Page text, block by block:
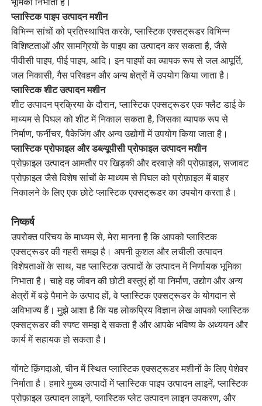
प्लास्टिक पाइप उत्पादन मशीन
विभिन्न सांचों को प्रतिस्थापित करके, प्लास्टिक एक्सट्रूडर विभिन्न
विशिष्टताओं और सामग्रियों के पाइप का उत्पादन कर सकता है, जैसे
पीवीसी पाइप, पीई पाइप, आदि। इन पाइपों का व्यापक रूप से जल आपूर्ति,
जल निकासी, गैस परिवहन और अन्य क्षेत्रों में उपयोग किया जाता है।
प्लास्टिक शीट उत्पादन मशीन
शीट उत्पादन प्रक्रिया के दौरान, प्लास्टिक एक्सट्रूडर एक फ्लैट डाई के
माध्यम से पिघल को शीट में निकाल सकता है, जिसका व्यापक रूप से
निर्माण, फर्नीचर, पैकेजिंग और अन्य उद्योगों में उपयोग किया जाता है।
प्लास्टिक प्रोफाइल और डब्ल्यूपीसी प्रोफाइल उत्पादन मशीन
प्रोफ़ाइल उत्पादन आमतौर पर खिड़की और दरवाज़े की प्रोफ़ाइल, सजावट
प्रोफ़ाइल जैसे विशेष सांचों के माध्यम से पिघल को प्रोफ़ाइल में बाहर
निकालने के लिए एक छोटे प्लास्टिक एक्सट्रूडर का उपयोग करता है।
निष्कर्ष
उपरोक्त परिचय के माध्यम से, मेरा मानना ​​है कि आपको प्लास्टिक
एक्सट्रूडर की गहरी समझ है। अपनी कुशल और लचीली उत्पादन
विशेषताओं के साथ, यह प्लास्टिक उत्पादों के उत्पादन में निर्णायक भूमिका
निभाता है। चाहे वह जीवन की छोटी वस्तुएं हों या निर्माण, उद्योग और अन्य
क्षेत्रों में बड़े पैमाने के उत्पाद हों, वे प्लास्टिक एक्सट्रूडर के योगदान से
अविभाज्य हैं। मुझे आशा है कि यह लोकप्रिय विज्ञान लेख आपको प्लास्टिक
एक्सट्रूडर की स्पष्ट समझ दे सकता है और आपके भविष्य के अध्ययन और
कार्य में सहायक हो सकता है।
योंगटे क़िंगदाओ, चीन में स्थित प्लास्टिक एक्सट्रूडर मशीनों के लिए पेशेवर
निर्माता है। हमारे मुख्य उत्पादों में प्लास्टिक पाइप उत्पादन लाइनें, प्लास्टिक
प्रोफ़ाइल उत्पादन लाइनें, प्लास्टिक प्लेट उत्पादन लाइन उपकरण, और